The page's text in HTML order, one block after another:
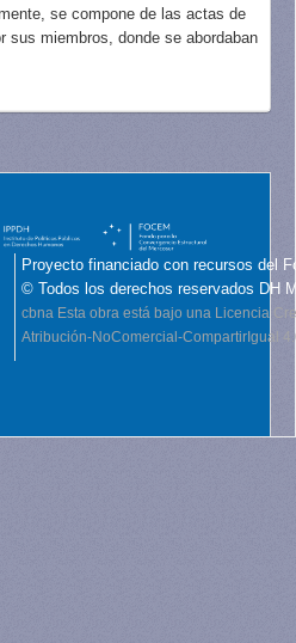
se compone de las actas de
sus miembros, donde se abordaban
Proyecto financiado con recursos del
© Todos los derechos reservados DH
cbna Esta obra está bajo una Licencia
Atribución-NoComercial-CompartirIgual